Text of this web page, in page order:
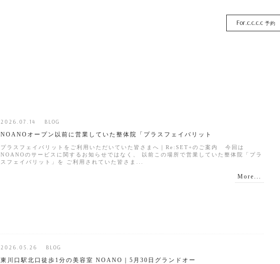
For.c.c.c.c 予約
2026.07.14 BLOG
NOANOオープン以前に営業していた整体院「プラスフェイバリット
プラスフェイバリットをご利用いただいていた皆さまへ｜Re:SET+のご案内 今回は
NOANOのサービスに関するお知らせではなく、 以前この場所で営業していた整体院「プラ
スフェイバリット」を ご利用されていた皆さま...
More...
2026.05.26 BLOG
東川口駅北口徒歩1分の美容室 NOANO｜5月30日グランドオー